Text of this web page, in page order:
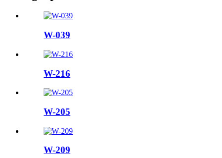
W-039
W-216
W-205
W-209